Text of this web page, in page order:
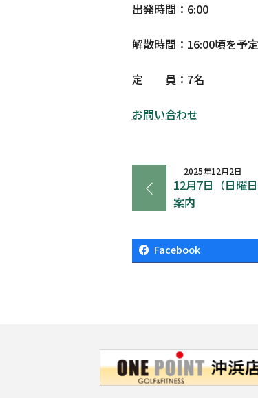
出発時間：6:00
解散時間：16:00頃を予定
定 員：7名
お問い合わせ
2025年12月2日
12月7日（日曜
案内
Facebook